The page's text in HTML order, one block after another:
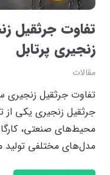
تفاوت جرثقیل
زنجیری پرتابل
مقالات
تفاوت جرثقیل زنجیری
جرثقیل زنجیری یکی از
محیط‌های صنعتی،
مدل‌های مختلفی